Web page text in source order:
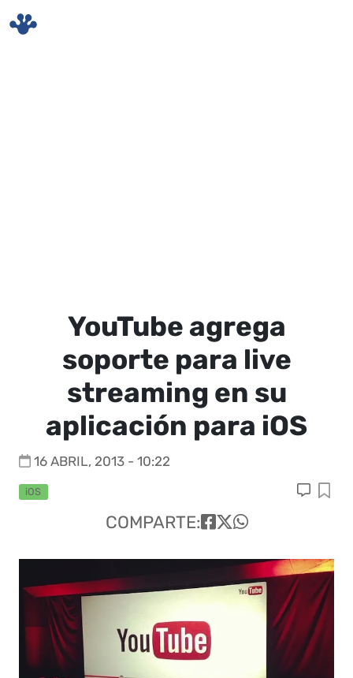
YouTube agrega
soporte para live
streaming en su
aplicación para iOS
16 ABRIL, 2013 - 10:22
iOS
COMPARTE: